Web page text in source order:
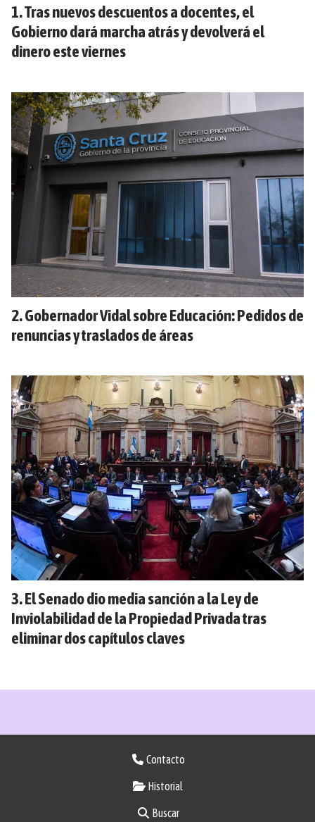
Tras nuevos descuentos a docentes, el
Gobierno dará marcha atrás y devolverá el
dinero este viernes
Gobernador Vidal sobre Educación: Pedidos de
renuncias y traslados de áreas
El Senado dio media sanción a la Ley de
Inviolabilidad de la Propiedad Privada tras
eliminar dos capítulos claves
Contacto
Historial
Buscar